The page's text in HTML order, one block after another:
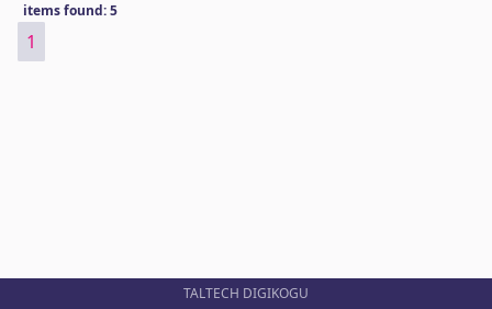
items found: 5
1
TALTECH DIGIKOGU